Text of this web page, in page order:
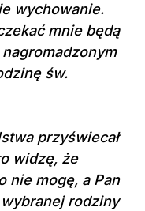
wychowanie.
mnie będą
św.
przyświecał
widzę, że
nie mogę, a Pan
rodziny